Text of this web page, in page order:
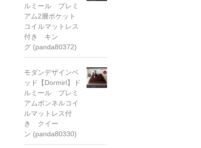
ルミール プレミ
アム2層ポケット
コイルマットレス
付き キン
グ (panda80372)
モダンデザインベ
ッド【Dormirl】ド
ルミール プレミ
アムボンネルコイ
ルマットレス付
き クイー
ン (panda80330)